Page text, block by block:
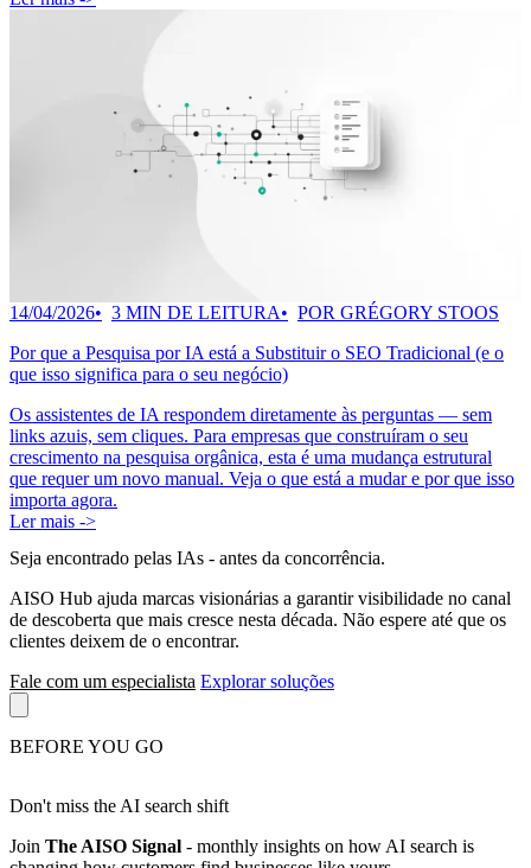
14/04/2026 3 MIN DE LEITURA
POR GRÉGORY STOOS
Por que a Pesquisa por IA está a Substituir o SEO Tradicional (e o
que isso significa para o seu negócio)
Os assistentes de IA respondem diretamente às perguntas — sem
links azuis, sem cliques. Para empresas que construíram o seu
crescimento na pesquisa orgânica, esta é uma mudança estrutural
que requer um novo manual. Veja o que está a mudar e por que isso
importa agora.
Ler mais ->
Seja encontrado pelas IAs - antes da concorrência.
AISO Hub ajuda marcas visionárias a garantir visibilidade no canal
de descoberta que mais cresce nesta década. Não espere até que os
clientes deixem de o encontrar.
Fale com um especialista Explorar soluções
BEFORE YOU GO
Don't miss the AI search shift
Join The AISO Signal - monthly insights on how AI search is